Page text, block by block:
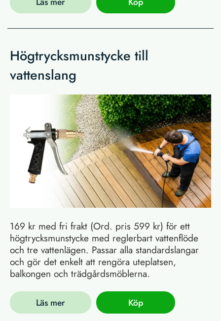
Högtrycksmunstycke till
vattenslang
169 kr med fri frakt (Ord. pris 599 kr) för ett
högtrycksmunstycke med reglerbart vattenflöde
och tre vattenlägen. Passar alla standardslangar
och gör det enkelt att rengöra uteplatsen,
balkongen och trädgårdsmöblerna.
Läs mer Köp